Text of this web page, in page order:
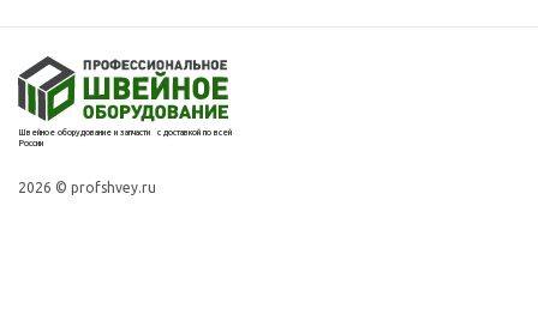
Швейное оборудование и запчасти с доставкой по всей
России
2026 © profshvey.ru